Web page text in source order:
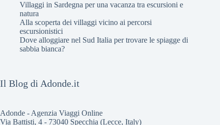
Villaggi in Sardegna per una vacanza tra escursioni e
natura
Alla scoperta dei villaggi vicino ai percorsi
escursionistici
Dove alloggiare nel Sud Italia per trovare le spiagge di
sabbia bianca?
Il Blog di Adonde.it
Adonde - Agenzia Viaggi Online
Via Battisti, 4 - 73040 Specchia (Lecce, Italy)